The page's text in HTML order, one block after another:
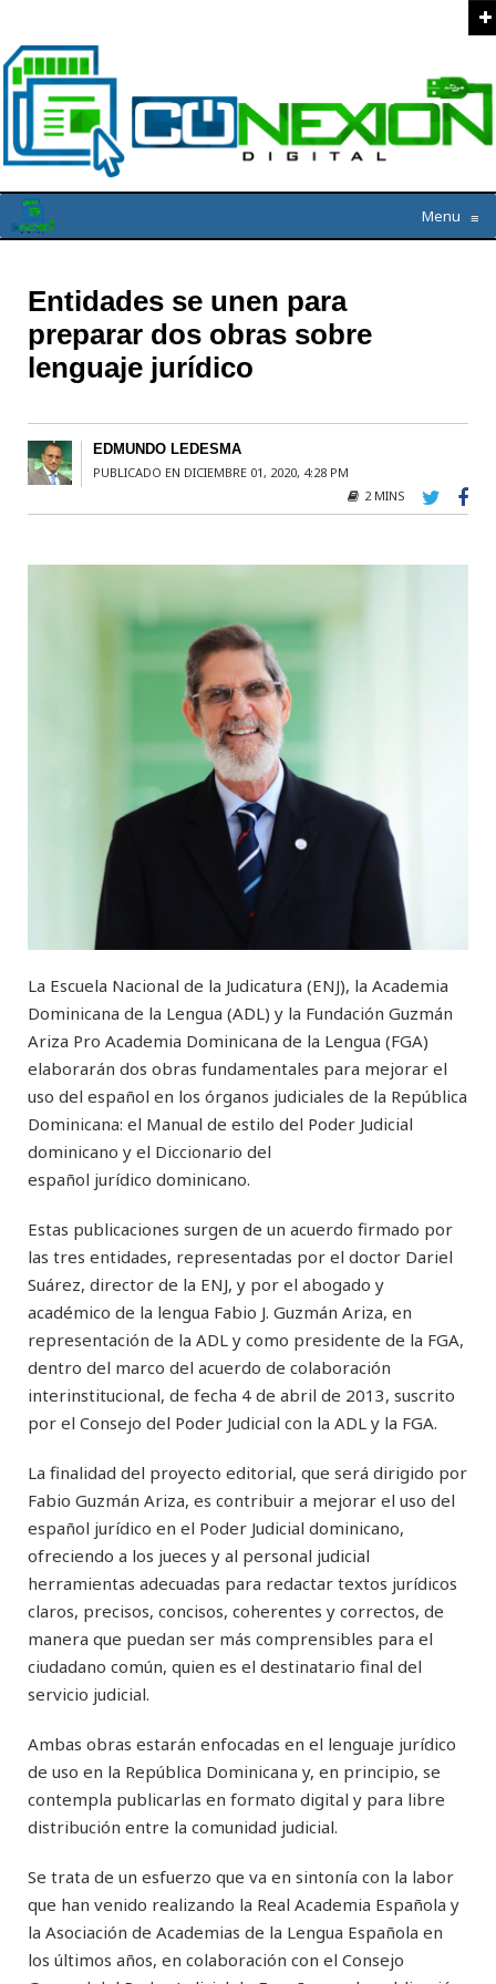
Menu ≡
Entidades se unen para
preparar dos obras sobre
lenguaje jurídico
EDMUNDO LEDESMA
PUBLICADO EN DICIEMBRE 01, 2020, 4:28 PM
2 MINS
La Escuela Nacional de la Judicatura (ENJ), la Academia
Dominicana de la Lengua (ADL) y la Fundación Guzmán
Ariza Pro Academia Dominicana de la Lengua (FGA)
elaborarán dos obras fundamentales para mejorar el
uso del español en los órganos judiciales de la República
Dominicana: el Manual de estilo del Poder Judicial
dominicano y el Diccionario del
español jurídico dominicano.
Estas publicaciones surgen de un acuerdo firmado por
las tres entidades, representadas por el doctor Dariel
Suárez, director de la ENJ, y por el abogado y
académico de la lengua Fabio J. Guzmán Ariza, en
representación de la ADL y como presidente de la FGA,
dentro del marco del acuerdo de colaboración
interinstitucional, de fecha 4 de abril de 2013, suscrito
por el Consejo del Poder Judicial con la ADL y la FGA.
La finalidad del proyecto editorial, que será dirigido por
Fabio Guzmán Ariza, es contribuir a mejorar el uso del
español jurídico en el Poder Judicial dominicano,
ofreciendo a los jueces y al personal judicial
herramientas adecuadas para redactar textos jurídicos
claros, precisos, concisos, coherentes y correctos, de
manera que puedan ser más comprensibles para el
ciudadano común, quien es el destinatario final del
servicio judicial.
Ambas obras estarán enfocadas en el lenguaje jurídico
de uso en la República Dominicana y, en principio, se
contempla publicarlas en formato digital y para libre
distribución entre la comunidad judicial.
Se trata de un esfuerzo que va en sintonía con la labor
que han venido realizando la Real Academia Española y
la Asociación de Academias de la Lengua Española en
los últimos años, en colaboración con el Consejo